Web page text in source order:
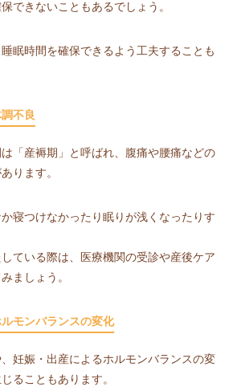
できないこともあるでしょう。
眠時間を確保できるよう工夫することも
不良
「産褥期」と呼ばれ、腹痛や腰痛などの
ります。
寝つけなかったり眠りが浅くなったりす
ている際は、医療機関の受診や産後ケア
ましょう。
モンバランスの変化
妊娠・出産によるホルモンバランスの変
ることもあります。